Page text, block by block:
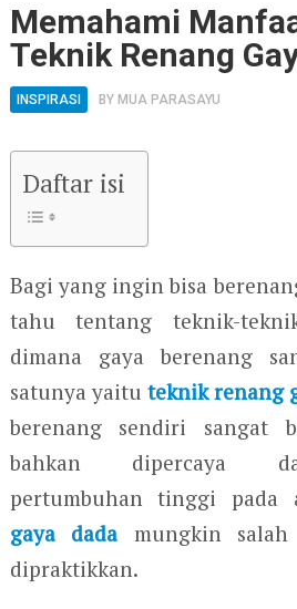
Memahami
Teknik Renang
INSPIRASI BY MUA PARASAYU
Daftar isi
Bagi yang ingin bisa
tahu tentang teknik-
dimana gaya berenang
satunya yaitu teknik renang
berenang sendiri sangat
bahkan dipercaya
pertumbuhan tinggi pada
gaya dada mungkin
dipraktikkan.